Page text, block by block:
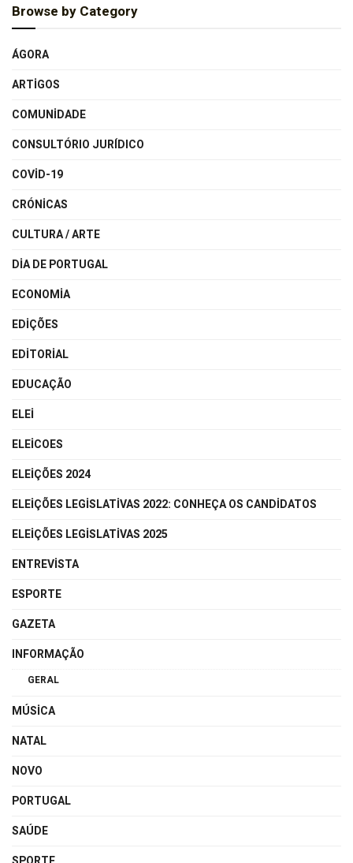
Browse by Category
ÁGORA
ARTIGOS
COMUNIDADE
CONSULTÓRIO JURÍDICO
COVID-19
CRÓNICAS
CULTURA / ARTE
DIA DE PORTUGAL
ECONOMIA
EDIÇÕES
EDITORIAL
EDUCAÇÃO
ELEI
ELEICOES
ELEIÇÕES 2024
ELEIÇÕES LEGISLATIVAS 2022: CONHEÇA OS CANDIDATOS
ELEIÇÕES LEGISLATIVAS 2025
ENTREVISTA
ESPORTE
GAZETA
INFORMAÇÃO
GERAL
MÚSICA
NATAL
NOVO
PORTUGAL
SAÚDE